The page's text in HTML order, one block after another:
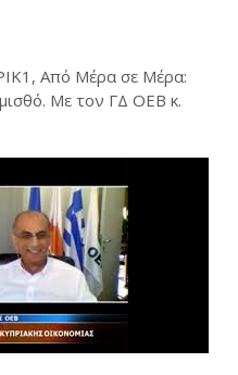
Από Μέρα σε Μέρα:
Με τον ΓΔ ΟΕΒ κ.